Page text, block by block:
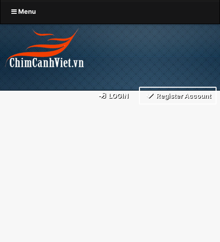
Menu
LOGIN Register Account